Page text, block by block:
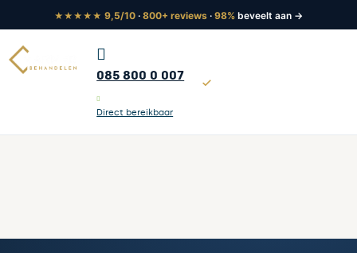
★★★★★ 9,5/10 · 800+ reviews · 98% beveelt aan →
085 800 0 007
Direct bereikbaar